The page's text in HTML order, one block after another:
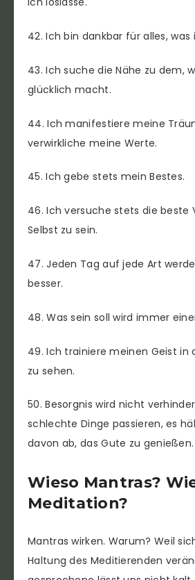
42. Ich bin dankbar für alles, was
43. Ich suche die Nähe zu dem,
glücklich macht.
44. Ich manifestiere meine
verwirkliche meine Werte.
45. Ich gebe stets mein Bestes.
46. Ich versuche stets die beste
Selbst zu sein.
47. Jeden Tag auf jede Art
besser.
48. Was sein soll wird immer
49. Ich trainiere meinen Geist in
zu sehen.
50. Besorgnis wird nicht
schlechte Dinge passieren, es
davon ab, das Gute zu genießen.
Wieso Mantras?
Meditation?
Mantras wirken. Warum? Weil
Haltung des Meditierenden